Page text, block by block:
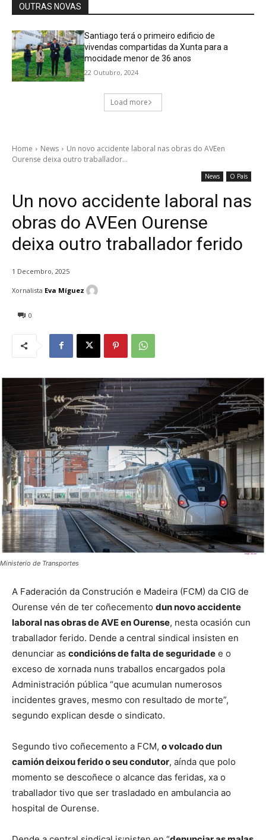
OUTRAS NOVAS
Santiago terá o primeiro edificio de
vivendas compartidas da Xunta para a
mocidade menor de 36 anos
22 Outubro, 2024
Load more